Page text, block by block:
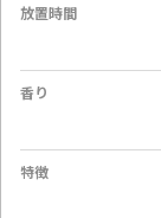
放置時間
香り
特徴